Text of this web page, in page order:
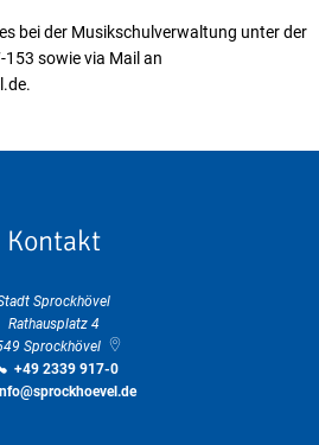
bei der Musikschulverwaltung unter der
sowie via Mail an
Kontakt
Sprockhövel
Rathausplatz 4
Sprockhövel
+49 2339 917-0